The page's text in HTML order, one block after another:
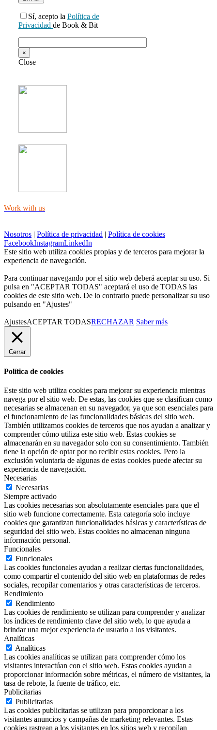
Sí, acepto la Política de
Privacidad de Book & Bit
×
Close
Work with us
Nosotros | Política de privacidad | Política de cookies
FacebookInstagramLinkedIn
Este sitio web utiliza cookies propias y de terceros para mejorar la
experiencia de navegación.
Para continuar navegando por el sitio web deberá aceptar su uso. Si
pulsa en "ACEPTAR TODAS" aceptará el uso de TODAS las
cookies de este sitio web. De lo contrario puede personalizar su uso
pulsando en "Ajustes"
AjustesACEPTAR TODASRECHAZAR Saber más
Cerrar
Política de cookies
Este sitio web utiliza cookies para mejorar su experiencia mientras
navega por el sitio web. De estas, las cookies que se clasifican como
necesarias se almacenan en su navegador, ya que son esenciales para
el funcionamiento de las funcionalidades básicas del sitio web.
También utilizamos cookies de terceros que nos ayudan a analizar y
comprender cómo utiliza este sitio web. Estas cookies se
almacenarán en su navegador solo con su consentimiento. También
tiene la opción de optar por no recibir estas cookies. Pero la
exclusión voluntaria de algunas de estas cookies puede afectar su
experiencia de navegación.
Necesarias
Necesarias
Siempre activado
Las cookies necesarias son absolutamente esenciales para que el
sitio web funcione correctamente. Esta categoría solo incluye
cookies que garantizan funcionalidades básicas y características de
seguridad del sitio web. Estas cookies no almacenan ninguna
información personal.
Funcionales
Funcionales
Las cookies funcionales ayudan a realizar ciertas funcionalidades,
como compartir el contenido del sitio web en plataformas de redes
sociales, recopilar comentarios y otras características de terceros.
Rendimiento
Rendimiento
Las cookies de rendimiento se utilizan para comprender y analizar
los índices de rendimiento clave del sitio web, lo que ayuda a
brindar una mejor experiencia de usuario a los visitantes.
Analíticas
Analíticas
Las cookies analíticas se utilizan para comprender cómo los
visitantes interactúan con el sitio web. Estas cookies ayudan a
proporcionar información sobre métricas, el número de visitantes, la
tasa de rebote, la fuente de tráfico, etc.
Publicitarias
Publicitarias
Las cookies publicitarias se utilizan para proporcionar a los
visitantes anuncios y campañas de marketing relevantes. Estas
cookies rastrean a los visitantes en los sitios web y recopilan